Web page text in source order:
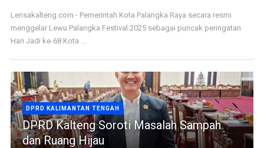
Lensakalteng.com - Pemerintah Kota Palangka Raya secara resmi
menggelar Lewu Palangka Festival 2025 sebagai puncak peringatan
Hari Jadi ke-68 Kota ...
DPRD KALIMANTAN TENGAH
DPRD Kalteng Soroti Masalah Sampah
dan Ruang Hijau